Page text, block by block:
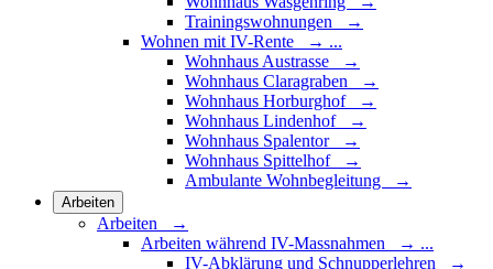
Trainingswohnungen →
Wohnen mit IV-Rente
→ ...
Wohnhaus Austrasse →
Wohnhaus Claragraben →
Wohnhaus Horburghof →
Wohnhaus Lindenhof →
Wohnhaus Spalentor →
Wohnhaus Spittelhof →
Ambulante Wohnbegleitung →
Arbeiten
Arbeiten →
Arbeiten während IV-Massnahmen
→ ...
IV-Abklärung und Schnupperlehren →